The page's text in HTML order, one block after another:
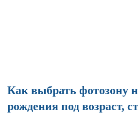
Как выбрать фотозону
рождения под возраст,